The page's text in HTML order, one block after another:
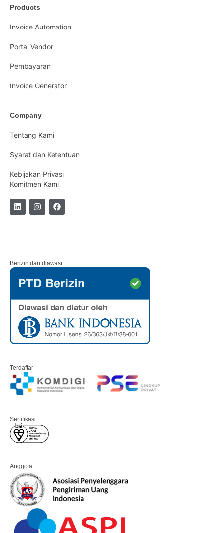
Products
Invoice Automation
Portal Vendor
Pembayaran
Invoice Generator
Company
Tentang Kami
Syarat dan Ketentuan
Kebijakan Privasi
Komitmen Kami
Berizin dan diawasi
Terdaftar
Sertifikasi
Anggota